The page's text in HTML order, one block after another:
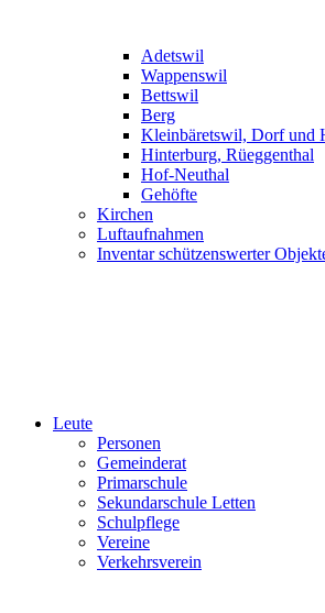
Adetswil
Wappenswil
Bettswil
Berg
Kleinbäretswil, Dorf und
Hinterburg, Rüeggenthal
Hof-Neuthal
Gehöfte
Kirchen
Luftaufnahmen
Inventar schützenswerter
Leute
Personen
Gemeinderat
Primarschule
Sekundarschule Letten
Schulpflege
Vereine
Verkehrsverein